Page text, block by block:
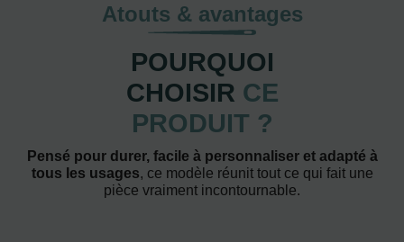
Atouts & avantages
POURQUOI
CHOISIR CE
PRODUIT ?
Pensé pour durer, facile à personnaliser et adapté à
tous les usages, ce modèle réunit tout ce qui fait une
pièce vraiment incontournable.